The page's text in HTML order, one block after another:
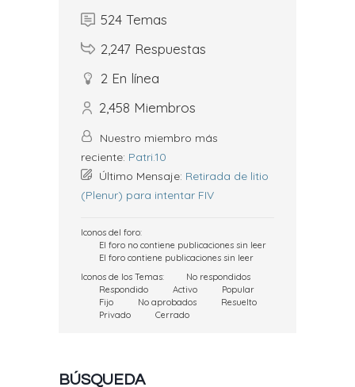
524 Temas
2,247 Respuestas
2 En línea
2,458 Miembros
Nuestro miembro más
reciente: Patri.10
Último Mensaje: Retirada de litio
(Plenur) para intentar FIV
Iconos del foro:
El foro no contiene publicaciones sin leer
El foro contiene publicaciones sin leer
Iconos de los Temas:
No respondidos
Respondido
Activo
Popular
Fijo
No aprobados
Resuelto
Privado
Cerrado
BÚSQUEDA